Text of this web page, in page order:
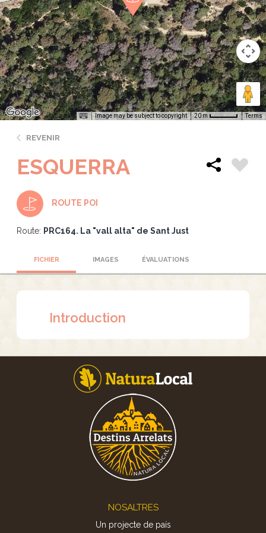
Image may be subject to copyright 20 m Terms
REVENIR
ESQUERRA
ROUTE POI
Route: PRC164. La "vall alta" de Sant Just
FICHIER IMAGES ÉVALUATIONS
Introduction
NOSALTRES
Un projecte de país